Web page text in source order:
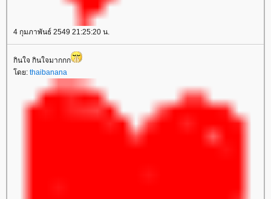
4 กุมภาพันธ์ 2549 21:25:20 น.
กินใจ กินใจมากกก
ดย: thaibanana